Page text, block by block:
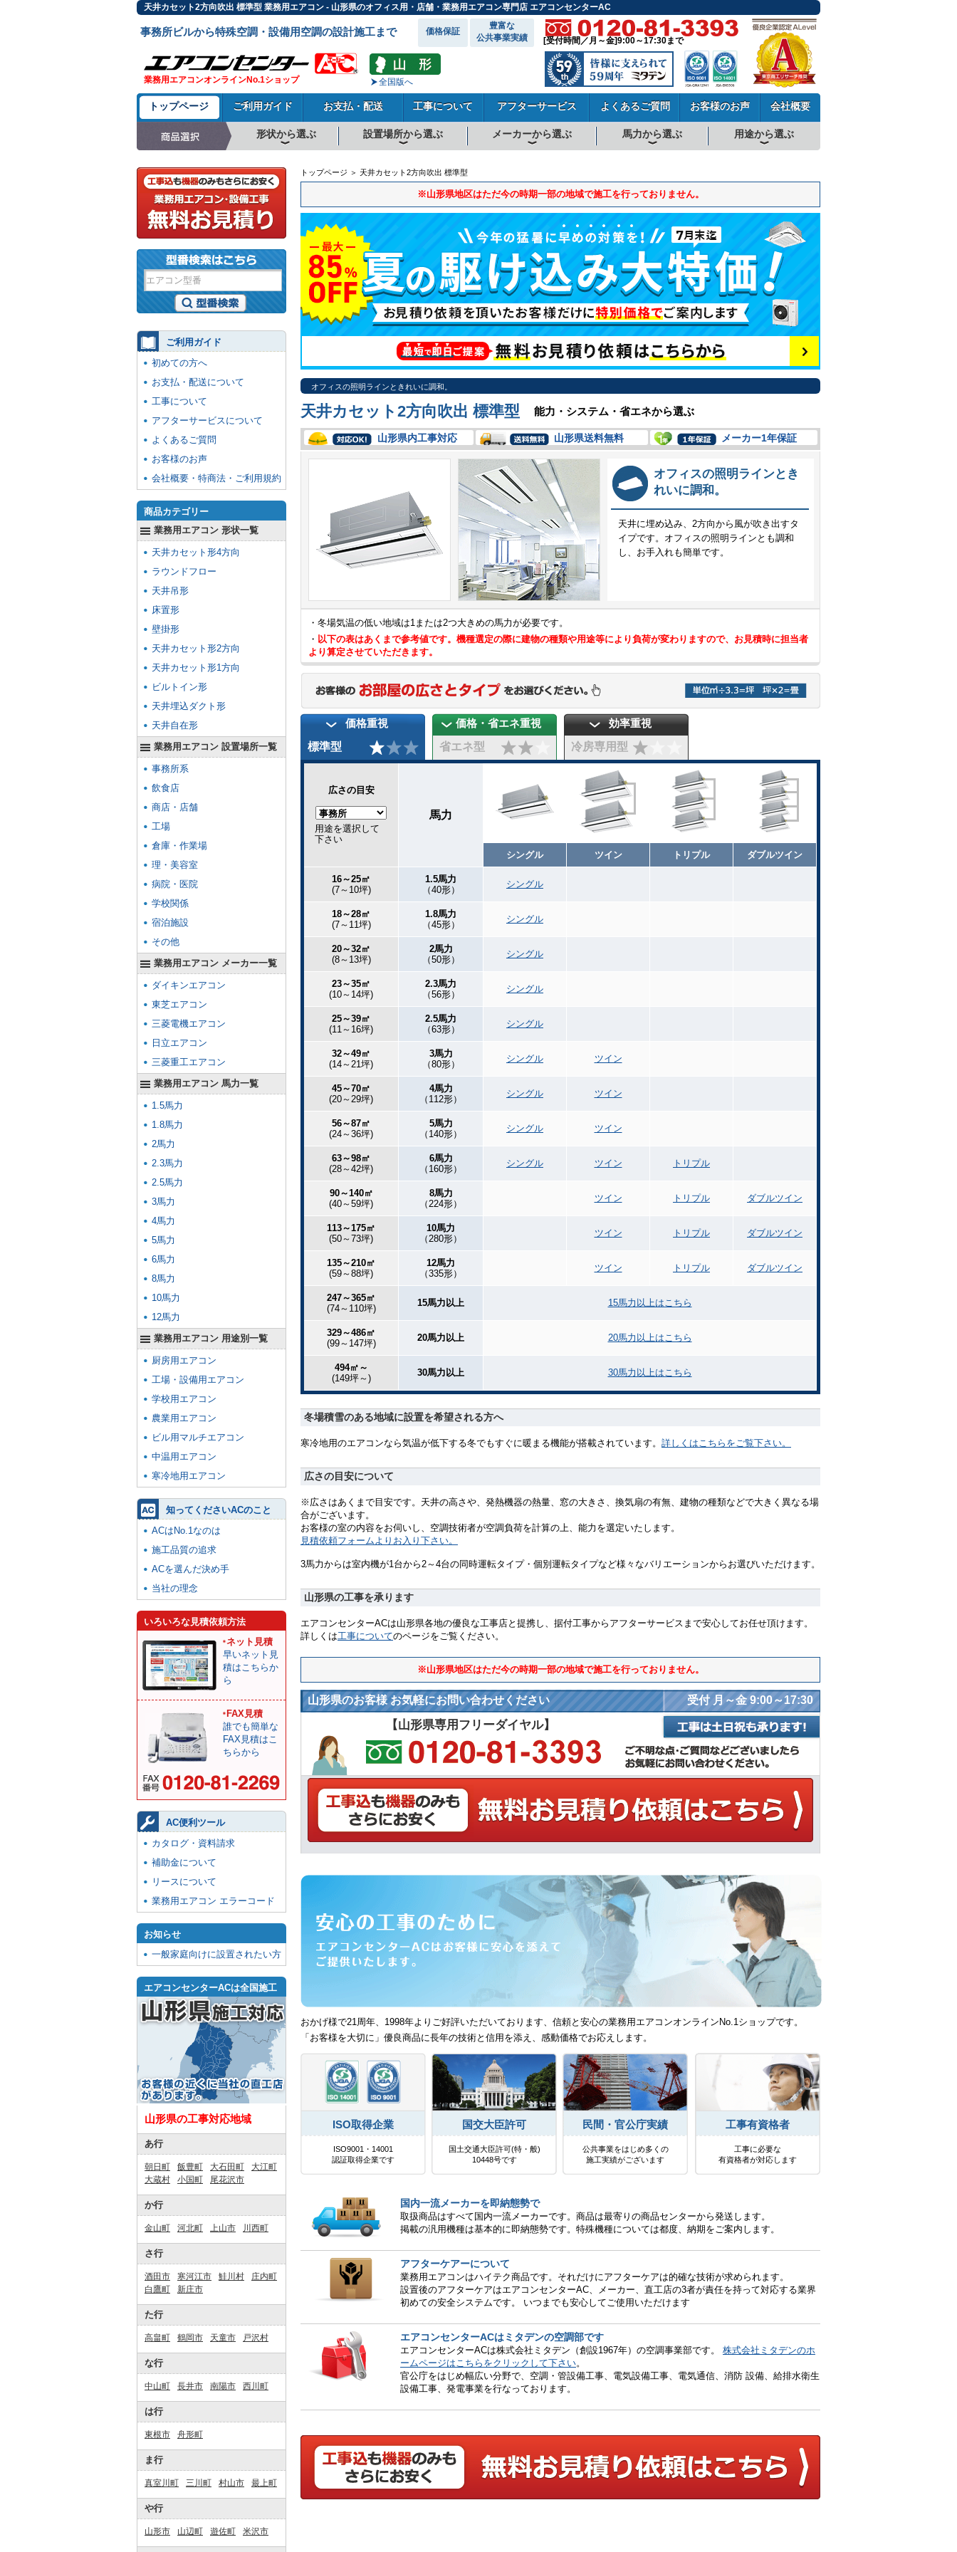
天井カセット2方向吹出 標準型 業務用エアコン - 山形県のオフィス用・店舗・業務用エアコン専門店 エアコンセンターAC
事務所ビルから特殊空調・設備用空調の設計施工まで 価格保証
豊富な
公共事業実績
業務用エアコンオンラインNo.1ショップ 全国版へ
[受付時間／月～金]9:00～17:30まで
トップページ ご利用ガイド お支払・配送 工事について アフターサービス よくあるご質問 お客様のお声 会社概要
形状から選ぶ 設置場所から選ぶ メーカーから選ぶ 馬力から選ぶ 用途から選ぶ
トップページ ＞ 天井カセット2方向吹出 標準型
※山形県地区はただ今の時期一部の地域で施工を行っておりません。
オフィスの照明ラインときれいに調和。
天井カセット2方向吹出 標準型 能力・システム・省エネから選ぶ
山形県内工事対応 山形県送料無料 メーカー1年保証
オフィスの照明ラインとき
れいに調和。
天井に埋め込み、2方向から風が吹き出すタ
イプです。オフィスの照明ラインとも調和
し、お手入れも簡単です。
・冬場気温の低い地域は1または2つ大きめの馬力が必要です。
・ 以下の表はあくまで参考値です。機種選定の際に建物の種類や用途等により負荷が変わりますので、お見積時に担当者
より算定させていただきます。
価格重視
標準型
価格・省エネ重視
省エネ型
効率重視
冷房専用型
広さの目安
用途を選択して
下さい
馬力
シングル ツイン トリプル ダブルツイン
16～25㎡
(7～10坪)
1.5馬力
（40形）
シングル
18～28㎡
(7～11坪)
1.8馬力
（45形）
シングル
20～32㎡
(8～13坪)
2馬力
（50形）
シングル
23～35㎡
(10～14坪)
2.3馬力
（56形）
シングル
25～39㎡
(11～16坪)
2.5馬力
（63形）
シングル
32～49㎡
(14～21坪)
3馬力
（80形）
シングル ツイン
45～70㎡
(20～29坪)
4馬力
（112形）
シングル ツイン
56～87㎡
(24～36坪)
5馬力
（140形）
シングル ツイン
63～98㎡
(28～42坪)
6馬力
（160形）
シングル ツイン トリプル
90～140㎡
(40～59坪)
8馬力
（224形）
ツイン トリプル ダブルツイン
113～175㎡
(50～73坪)
10馬力
（280形）
ツイン トリプル ダブルツイン
135～210㎡
(59～88坪)
12馬力
（335形）
ツイン トリプル ダブルツイン
247～365㎡
(74～110坪)
15馬力以上 15馬力以上はこちら
329～486㎡
(99～147坪)
20馬力以上 20馬力以上はこちら
494㎡～
(149坪～)
30馬力以上 30馬力以上はこちら
冬場積雪のある地域に設置を希望される方へ
寒冷地用のエアコンなら気温が低下する冬でもすぐに暖まる機能が搭載されています。 詳しくはこちらをご覧下さい。
広さの目安について
※広さはあくまで目安です。天井の高さや、発熱機器の熱量、窓の大きさ、換気扇の有無、建物の種類などで大きく異なる場
合がございます。
お客様の室の内容をお伺いし、空調技術者が空調負荷を計算の上、能力を選定いたします。
見積依頼フォームよりお入り下さい。
3馬力からは室内機が1台から2～4台の同時運転タイプ・個別運転タイプなど様々なバリエーションからお選びいただけます。
山形県の工事を承ります
エアコンセンターACは山形県各地の優良な工事店と提携し、据付工事からアフターサービスまで安心してお任せ頂けます。
詳しくは工事についてのページをご覧ください。
※山形県地区はただ今の時期一部の地域で施工を行っておりません。
山形県のお客様 お気軽にお問い合わせください 受付 月～金 9:00～17:30
【山形県専用フリーダイヤル】
おかげ様で21周年、1998年よりご好評いただいております、信頼と安心の業務用エアコンオンラインNo.1ショップです。
「お客様を大切に」優良商品に長年の技術と信用を添え、感動価格でお応えします。
ISO取得企業
ISO9001・14001
認証取得企業です
国交大臣許可
国土交通大臣許可(特・般)
10448号です
民間・官公庁実績
公共事業をはじめ多くの
施工実績がございます
工事有資格者
工事に必要な
有資格者が対応します
国内一流メーカーを即納態勢で
取扱商品はすべて国内一流メーカーです。商品は最寄りの商品センターから発送します。
掲載の汎用機種は基本的に即納態勢です。特殊機種については都度、納期をご案内します。
アフターケアーについて
業務用エアコンはハイテク商品です。それだけにアフターケアは的確な技術が求められます。
設置後のアフターケアはエアコンセンターAC、メーカー、直工店の3者が責任を持って対応する業界
初めての安全システムです。 いつまでも安心してご使用いただけます
エアコンセンターACはミタデンの空調部です
エアコンセンターACは株式会社ミタデン（創設1967年）の空調事業部です。 株式会社ミタデンのホ
ームページはこちらをクリックして下さい。
官公庁をはじめ幅広い分野で、空調・管設備工事、電気設備工事、電気通信、消防 設備、給排水衛生
設備工事、発電事業を行なっております。
ご利用ガイド
初めての方へ
お支払・配送について
工事について
アフターサービスについて
よくあるご質問
お客様のお声
会社概要・特商法・ご利用規約
商品カテゴリー
業務用エアコン 形状一覧
天井カセット形4方向
ラウンドフロー
天井吊形
床置形
壁掛形
天井カセット形2方向
天井カセット形1方向
ビルトイン形
天井埋込ダクト形
天井自在形
業務用エアコン 設置場所一覧
事務所系
飲食店
商店・店舗
工場
倉庫・作業場
理・美容室
病院・医院
学校関係
宿泊施設
その他
業務用エアコン メーカー一覧
ダイキンエアコン
東芝エアコン
三菱電機エアコン
日立エアコン
三菱重工エアコン
業務用エアコン 馬力一覧
1.5馬力
1.8馬力
2馬力
2.3馬力
2.5馬力
3馬力
4馬力
5馬力
6馬力
8馬力
10馬力
12馬力
業務用エアコン 用途別一覧
厨房用エアコン
工場・設備用エアコン
学校用エアコン
農業用エアコン
ビル用マルチエアコン
中温用エアコン
寒冷地用エアコン
知ってくださいACのこと
ACはNo.1なのは
施工品質の追求
ACを選んだ決め手
当社の理念
いろいろな見積依頼方法
ネット見積
早いネット見
積はこちらか
ら
FAX見積
誰でも簡単な
FAX見積はこ
ちらから
AC便利ツール
カタログ・資料請求
補助金について
リースについて
業務用エアコン エラーコード
お知らせ
一般家庭向けに設置されたい方
エアコンセンターACは全国施工
山形県の工事対応地域
あ行
朝日町 飯豊町 大石田町
大江町
大蔵村
小国町 尾花沢市
か行
金山町 河北町 上山市 川西町
さ行
酒田市 寒河江市 鮭川村
庄内町
白鷹町
新庄市
た行
高畠町 鶴岡市 天童市 戸沢村
な行
中山町 長井市 南陽市 西川町
は行
東根市 舟形町
ま行
真室川町 三川町 村山市 最上町
や行
山形市 山辺町 遊佐町 米沢市